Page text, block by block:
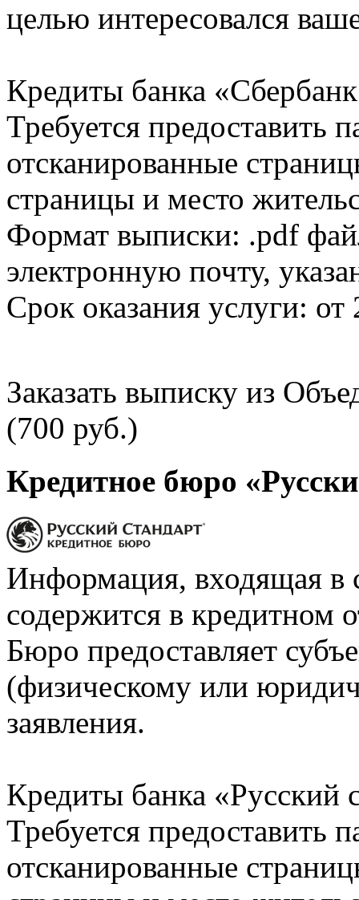
целью интересовался
Кредиты банка
Требуется предоставить
отсканированные
страницы и место
Формат выписки: .pdf
электронную почту,
Срок оказания услуги: от
Заказать выписку из
(700 руб.)
Кредитное бюро
Информация, входящая в
содержится в кредитном
Бюро предоставляет
(физическому или
заявления.
Кредиты банка «Русский
Требуется предоставить
отсканированные